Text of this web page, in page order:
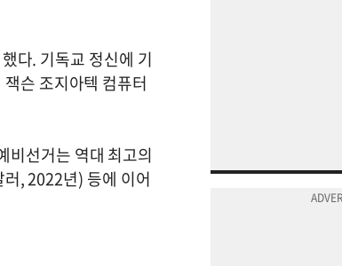
다. 기독교 정신에 기
슨 조지아텍 컴퓨터
비선거는 역대 최고의
, 2022년) 등에 이어